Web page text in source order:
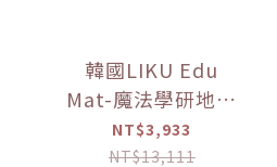
韓國LIKU Edu
Mat-魔法學研地墊
(100公分*140公分)
【優惠限定】(點讀
NT$3,933
NT$13,111